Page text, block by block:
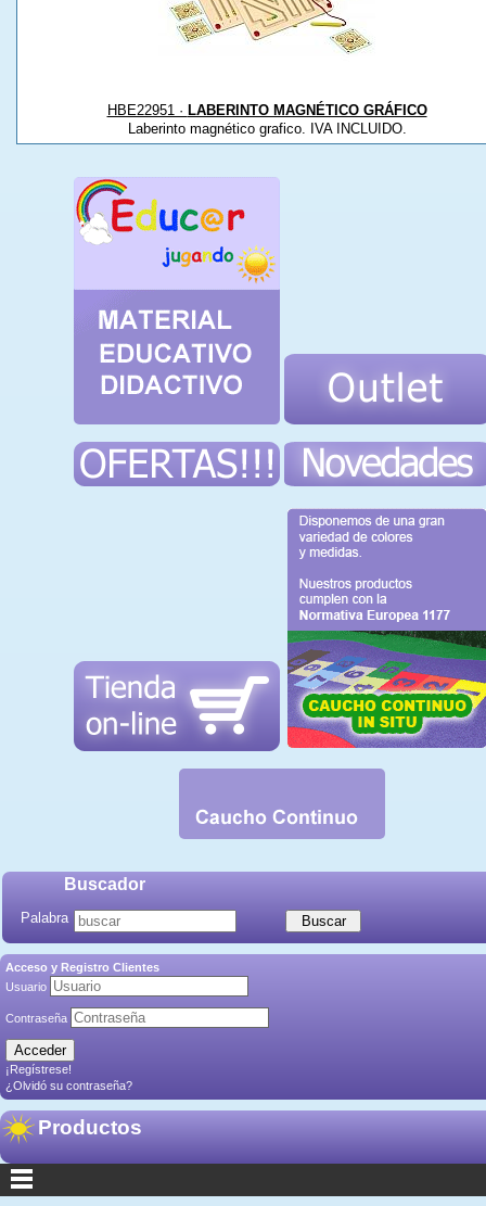
Buscador
Palabra
Acceso y Registro Clientes
Usuario
Contraseña
¡Regístrese!
¿Olvidó su contraseña?
Productos
HBE22951 · LABERINTO MAGNÉTICO GRÁFICO
Laberinto magnético grafico. IVA INCLUIDO.